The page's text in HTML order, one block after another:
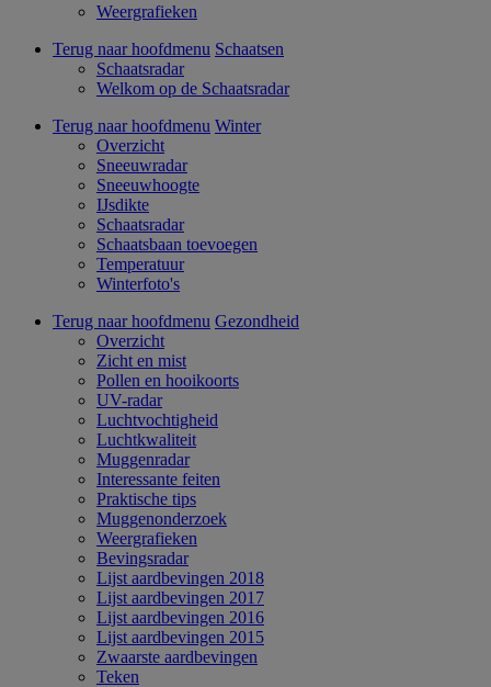
Weergrafieken
Terug naar hoofdmenu Schaatsen
Schaatsradar
Welkom op de Schaatsradar
Terug naar hoofdmenu Winter
Overzicht
Sneeuwradar
Sneeuwhoogte
IJsdikte
Schaatsradar
Schaatsbaan toevoegen
Temperatuur
Winterfoto's
Terug naar hoofdmenu Gezondheid
Overzicht
Zicht en mist
Pollen en hooikoorts
UV-radar
Luchtvochtigheid
Luchtkwaliteit
Muggenradar
Interessante feiten
Praktische tips
Muggenonderzoek
Weergrafieken
Bevingsradar
Lijst aardbevingen 2018
Lijst aardbevingen 2017
Lijst aardbevingen 2016
Lijst aardbevingen 2015
Zwaarste aardbevingen
Teken